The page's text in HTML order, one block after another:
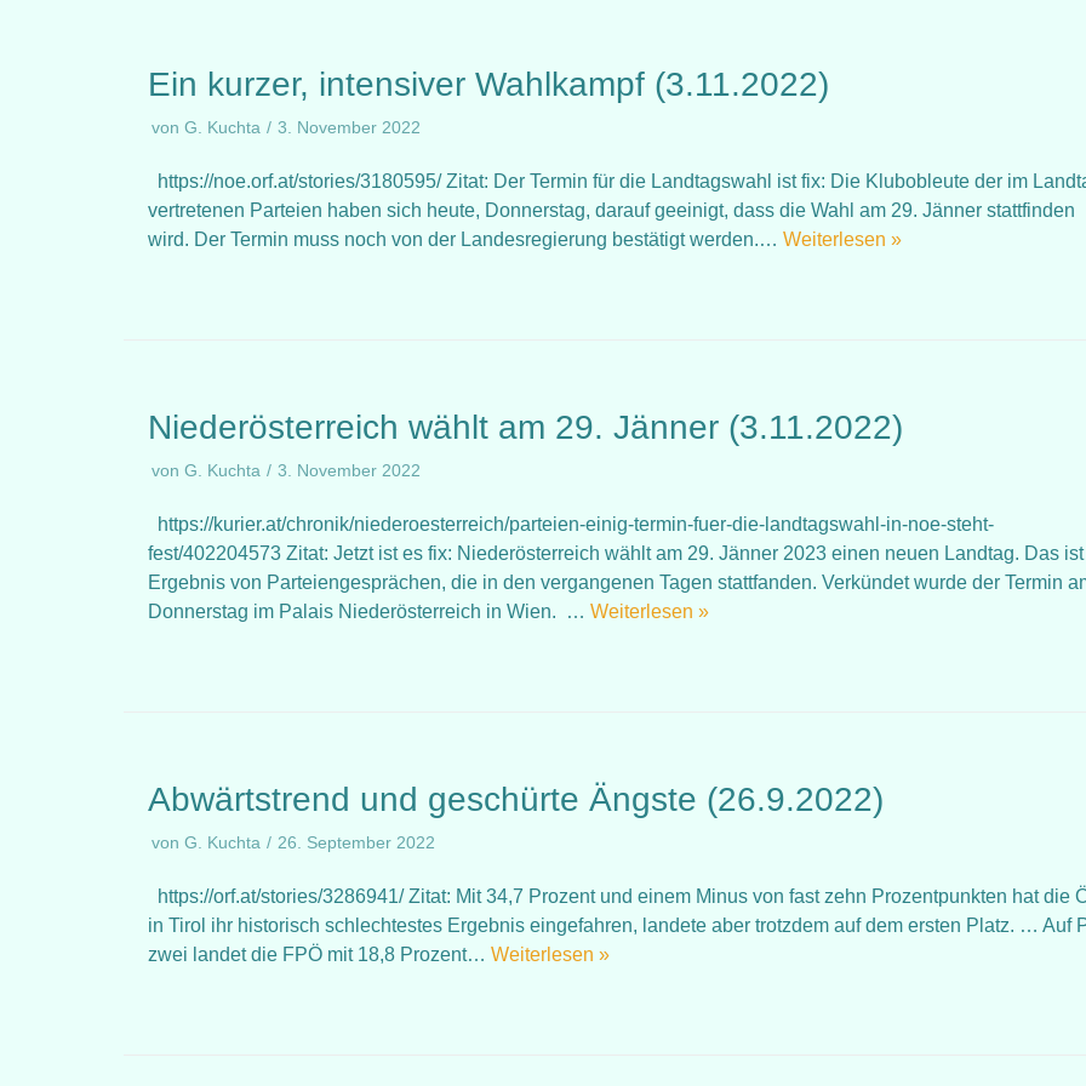
Ein kurzer, intensiver Wahlkampf (3.11.2022)
von G. Kuchta 3. November 2022
https://noe.orf.at/stories/3180595/ Zitat: Der Termin für die Landtagswahl ist fix: Die Klubobleute der im
vertretenen Parteien haben sich heute, Donnerstag, darauf geeinigt, dass die Wahl am 29. Jänner stattfinden
wird. Der Termin muss noch von der Landesregierung bestätigt werden.… Weiterlesen »
Niederösterreich wählt am 29. Jänner (3.11.2022)
von G. Kuchta 3. November 2022
https://kurier.at/chronik/niederoesterreich/parteien-einig-termin-fuer-die-landtagswahl-in-noe-steht-
fest/402204573 Zitat: Jetzt ist es fix: Niederösterreich wählt am 29. Jänner 2023 einen neuen Landtag. Das
Ergebnis von Parteiengesprächen, die in den vergangenen Tagen stattfanden. Verkündet wurde der Termin
Donnerstag im Palais Niederösterreich in Wien. … Weiterlesen »
Abwärtstrend und geschürte Ängste (26.9.2022)
von G. Kuchta 26. September 2022
https://orf.at/stories/3286941/ Zitat: Mit 34,7 Prozent und einem Minus von fast zehn Prozentpunkten hat die
in Tirol ihr historisch schlechtestes Ergebnis eingefahren, landete aber trotzdem auf dem ersten Platz. … Auf
zwei landet die FPÖ mit 18,8 Prozent… Weiterlesen »